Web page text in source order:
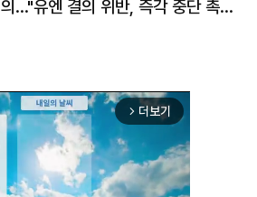
의…"유엔 결의 위반, 즉각 중단 촉
arrow_forward_ios 더보기